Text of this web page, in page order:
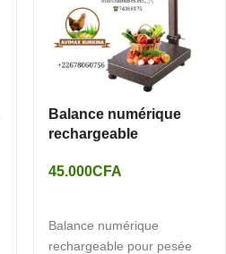
Balance numérique
rechargeable
45.000CFA
Balance numérique
rechargeable pour pesée